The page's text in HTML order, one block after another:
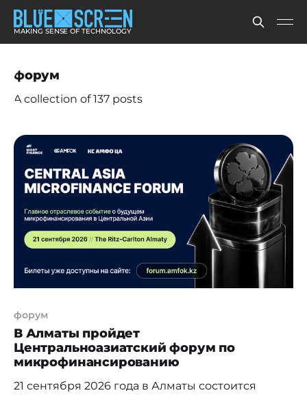
MAKING SENSE OF TECHNOLOGY
форум
A collection of 137 posts
форум
В Алматы пройдет
Центральноазиатский форум по
микрофинансированию
21 сентября 2026 года в Алматы состоится